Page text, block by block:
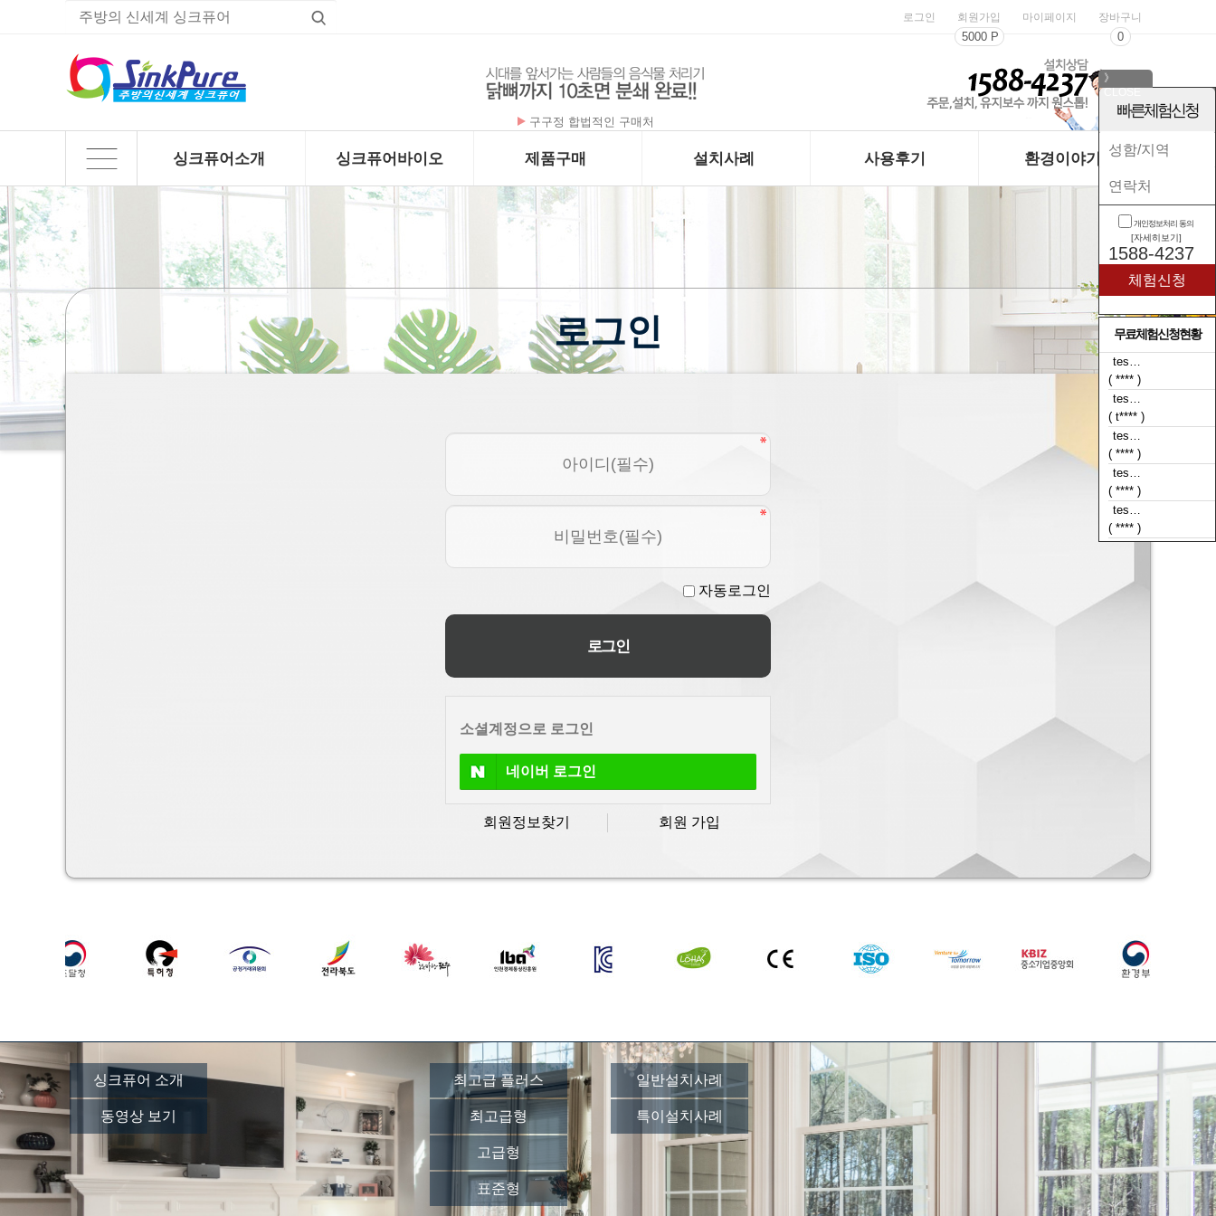
로그인 회원가입
5000 P
마이페이지 장바구니
0
구구정 합법적인 구매처
싱크퓨어소개 싱크퓨어바이오
제품구매
하위분류
설치사례
하위분류
사용후기 환경이야기
로그인
자동로그인
소셜계정으로 로그인
네이버 로그인
회원정보찾기 회원 가입
싱크퓨어 소개
동영상 보기
최고급 플러스
최고급형
고급형
표준형
일반설치사례
특이설치사례
》
빠른체험신청
개인정보처리 동의
[자세히보기]
1588-4237
무료체험신청현황
tes…
( **** )
tes…
tes…
tes…
tes…